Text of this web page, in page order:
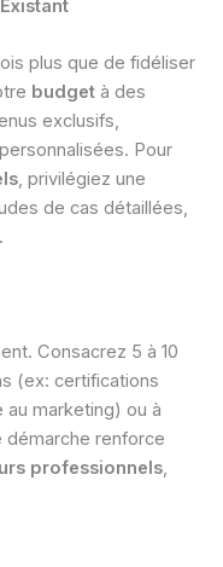
plus que de fidéliser
budget à des
exclusifs,
Pour
, privilégiez une
de cas détaillées,
Consacrez 5 à 10
(ex: certifications
au marketing) ou à
démarche renforce
professionnels,